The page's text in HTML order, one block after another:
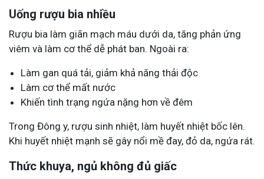
Uống rượu bia nhiều
Rượu bia làm giãn mạch máu dưới da, tăng phản ứng
viêm và làm cơ thể dễ phát ban. Ngoài ra:
Làm gan quá tải, giảm khả năng thải độc
Làm cơ thể mất nước
Khiến tình trạng ngứa nặng hơn về đêm
Trong Đông y, rượu sinh nhiệt, làm huyết nhiệt bốc lên.
Khi huyết nhiệt mạnh sẽ gây nổi mề đay, đỏ da, ngứa rát.
Thức khuya, ngủ không đủ giấc